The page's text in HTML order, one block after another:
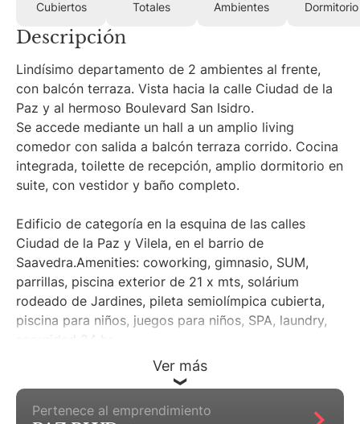
Cubiertos Totales Ambientes Dormitorio
Descripción
Lindísimo departamento de 2 ambientes al frente,
con balcón terraza. Vista hacia la calle Ciudad de la
Paz y al hermoso Boulevard San Isidro.
Se accede mediante un hall a un amplio living
comedor con salida a balcón terraza corrido. Cocina
integrada, toilette de recepción, amplio dormitorio en
suite, con vestidor y baño completo.
Edificio de categoría en la esquina de las calles
Ciudad de la Paz y Vilela, en el barrio de
Saavedra.Amenities: coworking, gimnasio, SUM,
parrillas, piscina exterior de 21 x mts, solárium
rodeado de Jardines, pileta semiolímpica cubierta,
piscina para niños, juegos para niños, SPA, laundry,
seguridad 24 hs.
Cochera de compra optativa (no incluida en el
precio) desde U$26.000, o U$34.000 simple con
baulera.
Ver más
Pertenece al emprendimiento